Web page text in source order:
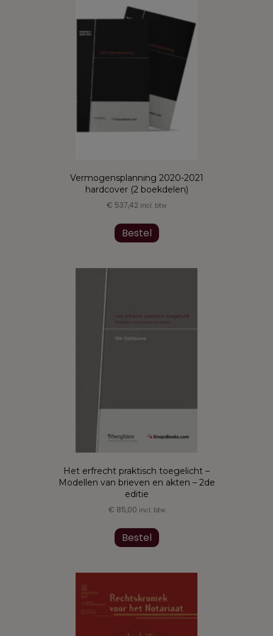
Vermogensplanning 2020-2021
hardcover (2 boekdelen)
€ 537,42 incl. btw
Bestel
Het erfrecht praktisch toegelicht –
Modellen van brieven en akten – 2de
editie
€ 85,00 incl. btw
Bestel product
heeft
variaties.
optie
kan
gekozen